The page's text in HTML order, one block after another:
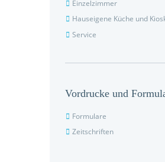
Einzelzimmer
Hauseigene Küche und
Service
Vordrucke und
Formulare
Zeitschriften